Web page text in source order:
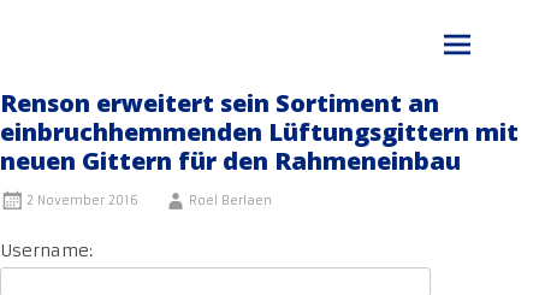
Renson erweitert sein Sortiment an
einbruchhemmenden Lüftungsgittern mit
neuen Gittern für den Rahmeneinbau
2 November 2016 Roel Berlaen
Username: